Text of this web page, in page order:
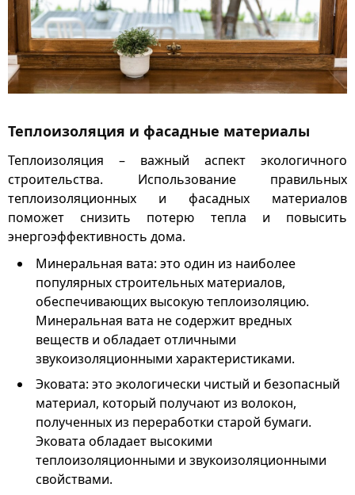
Теплоизоляция и фасадные материалы
Теплоизоляция – важный аспект экологичного
строительства. Использование правильных
теплоизоляционных и фасадных материалов
поможет снизить потерю тепла и повысить
энергоэффективность дома.
Минеральная вата: это один из наиболее
популярных строительных материалов,
обеспечивающих высокую теплоизоляцию.
Минеральная вата не содержит вредных
веществ и обладает отличными
звукоизоляционными характеристиками.
Эковата: это экологически чистый и безопасный
материал, который получают из волокон,
полученных из переработки старой бумаги.
Эковата обладает высокими
теплоизоляционными и звукоизоляционными
свойствами.